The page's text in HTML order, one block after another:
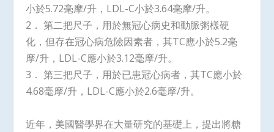
小於5.72毫摩/升，LDL-C小於3.64毫摩/升。
2． 第二把尺子，用於無冠心病史和動脈粥樣硬
化，但存在冠心病危險因素者，其TC應小於5.2毫
摩/升，LDL-C應小於3.12毫摩/升。
3． 第三把尺子，用於已患冠心病者，其TC應小於
4.68毫摩/升，LDL-C應小於2.6毫摩/升。
近年，美國醫學界在大量研究的基礎上，提出將糖